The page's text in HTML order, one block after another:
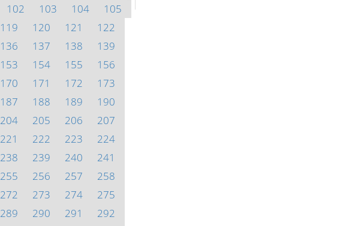
102 103 104
105
119 120 121
122
136 137 138
139
153 154 155
156
170 171 172
173
187 188 189
190
204 205 206
207
221 222 223
224
238 239 240
241
255 256 257
258
272 273 274
275
289 290 291
292